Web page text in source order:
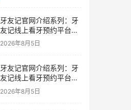
牙友记官网介绍系列：牙
友记线上看牙预约平台打
破口腔行业专业壁垒新手
2026年8月5日
牙友记官网介绍系列：牙
友记线上看牙预约平台落
地同城就诊经验打破未知
2026年8月5日